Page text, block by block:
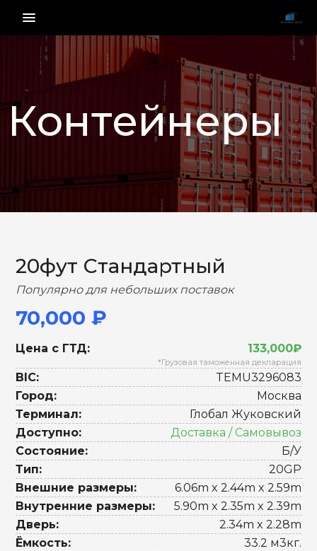
menu_vert
Контейнеры
НАЗАД ВПЕРЕД
20фут Стандартный
Популярно для небольших поставок
70,000 ₽
Цена с ГТД: 133,000₽
*Грузовая таможенная декларация
BIC:
TEMU3296083
Город:
Москва
Терминал:
Глобал Жуковский
Доступно:
Доставка / Самовывоз
Состояние:
Б/У
Тип:
20GP
Внешние размеры:
6.06m x 2.44m x 2.59m
Внутренние размеры:
5.90m x 2.35m x 2.39m
Дверь:
2.34m x 2.28m
Ёмкость:
33.2 м3кг.